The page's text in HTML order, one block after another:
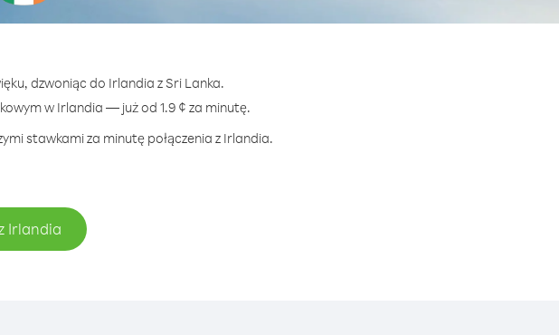
dzwoniąc do Irlandia z Sri Lanka.
w Irlandia — już od 1.9 ¢ za minutę.
stawkami za minutę połączenia z Irlandia.
Irlandia